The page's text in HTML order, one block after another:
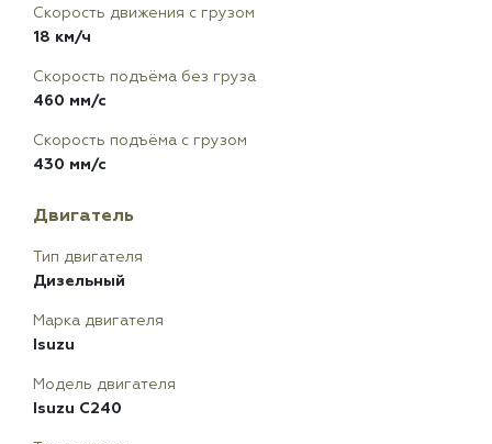
Скорость движения с грузом
18 км/ч
Скорость подъёма без груза
460 мм/с
Скорость подъёма с грузом
430 мм/с
Двигатель
Тип двигателя
Дизельный
Марка двигателя
Isuzu
Модель двигателя
Isuzu C240